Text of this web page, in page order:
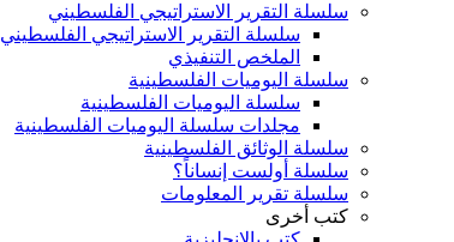
سلسلة التقرير الاستراتيجي الفلسطيني
سلسلة التقرير الاستراتيجي الفلسطيني
الملخص التنفيذي
سلسلة اليوميات الفلسطينية
سلسلة اليوميات الفلسطينية
مجلدات سلسلة اليوميات الفلسطينية
سلسلة الوثائق الفلسطينية
سلسلة أولست إنساناً؟
سلسلة تقرير المعلومات
كتب أخرى